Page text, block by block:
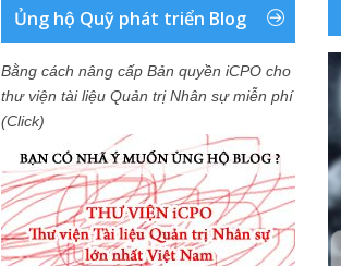
Ủng hộ Quỹ phát triển Blog
Bằng cách nâng cấp Bản quyền iCPO cho
thư viện tài liệu Quản trị Nhân sự miễn phí
(Click)